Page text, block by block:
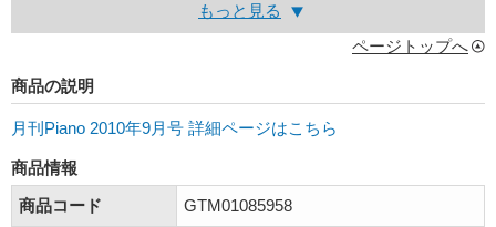
もっと見る
ページトップへ
商品の説明
月刊Piano 2010年9月号 詳細ページはこちら
商品情報
商品コード
GTM01085958